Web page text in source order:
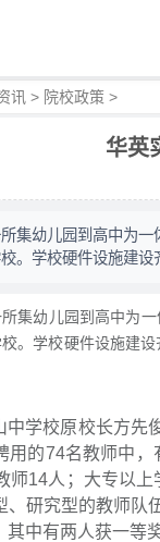
讯 > 院校政策 >
华英
集幼儿园到高中为
。学校硬件设施建设
儿园到高中为一体
。学校硬件设施建
中学校原校长方先
用的74名教师中
师14人；大专以
、研究型的教师队
中有两人获一等